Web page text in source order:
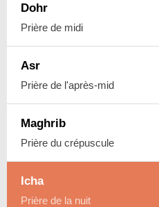
Dohr
Prière de midi
Asr
Prière de l'après-mid
Maghrib
Prière du crépuscule
Icha
Prière de la nuit